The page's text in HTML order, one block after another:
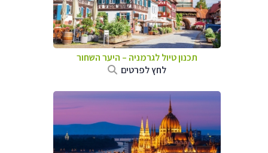
תכנון טיול לגרמניה – היער השחור
לחץ לפרטים